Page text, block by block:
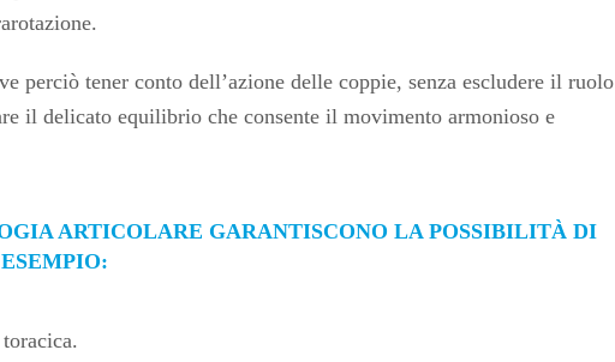
perciò tener conto dell’azione delle coppie, senza escludere il ruolo
il delicato equilibrio che consente il movimento armonioso e
ARTICOLARE GARANTI­SCONO LA POSSIBILITÀ DI